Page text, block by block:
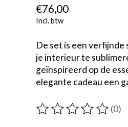
€76,00
Incl. btw
De set is een verfijnde
je interieur te
geïnspireerd op de
elegante cadeau een
De beoordeling van dit
(0)